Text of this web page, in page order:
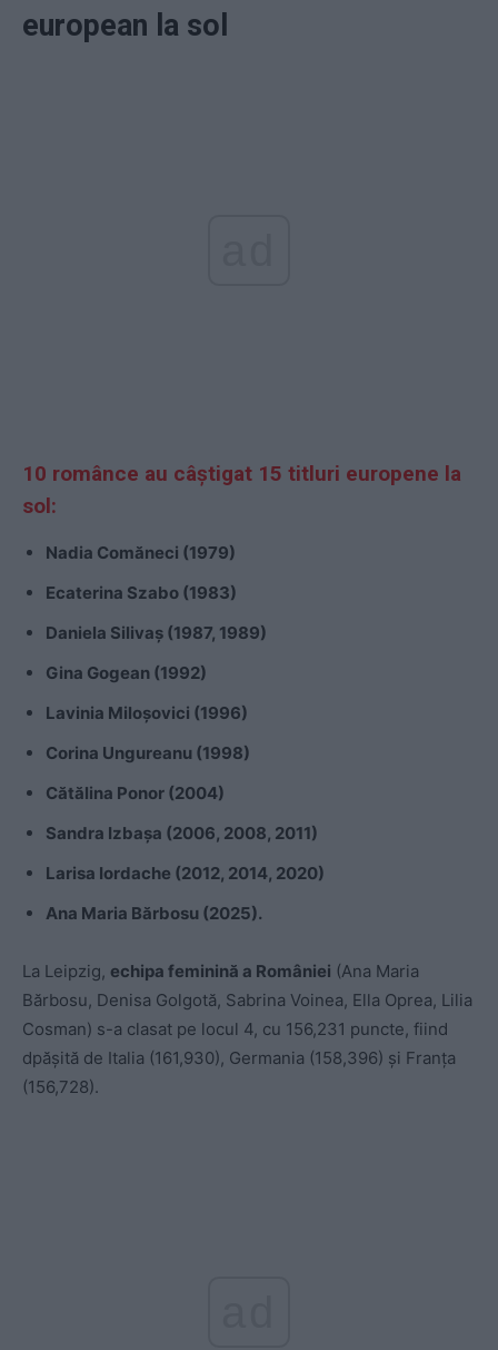
european la sol
10 românce au câștigat 15 titluri europene la
sol:
Nadia Comăneci (1979)
Ecaterina Szabo (1983)
Daniela Silivaș (1987, 1989)
Gina Gogean (1992)
Lavinia Miloșovici (1996)
Corina Ungureanu (1998)
Cătălina Ponor (2004)
Sandra Izbașa (2006, 2008, 2011)
Larisa Iordache (2012, 2014, 2020)
Ana Maria Bărbosu (2025).
La Leipzig, echipa feminină a României (Ana Maria
Bărbosu, Denisa Golgotă, Sabrina Voinea, Ella Oprea, Lilia
Cosman) s-a clasat pe locul 4, cu 156,231 puncte, fiind
dpășită de Italia (161,930), Germania (158,396) și Franța
(156,728).